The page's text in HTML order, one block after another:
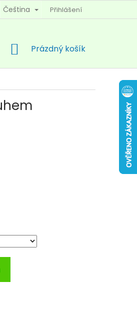
KONTAKTY
Čeština Přihlášení
NÁKUPNÍ
Prázdný košík